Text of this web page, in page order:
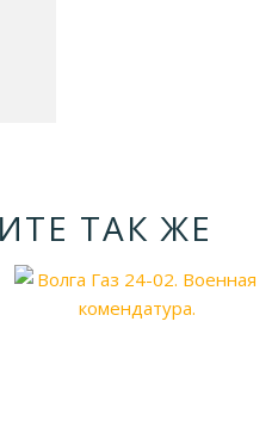
ТАК ЖЕ